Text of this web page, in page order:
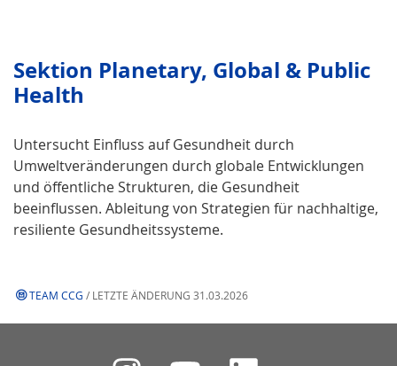
Sektion Planetary, Global & Public
Health
Untersucht Einfluss auf Gesundheit durch
Umweltveränderungen durch globale Entwicklungen
und öffentliche Strukturen, die Gesundheit
beeinflussen. Ableitung von Strategien für nachhaltige,
resiliente Gesundheitssysteme.
TEAM CCG / LETZTE ÄNDERUNG 31.03.2026